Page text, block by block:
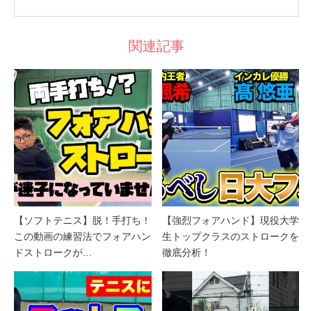
関連記事
【ソフトテニス】脱！手打ち！
この動画の練習法でフォアハン
ドストロークが…
【強烈フォアハンド】現役大学
生トップクラスのストロークを
徹底分析！